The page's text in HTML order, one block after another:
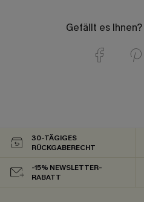
Gefällt es
30-TÄGIGES
RÜCKGABERECHT
-15% NEWSLETTER-
RABATT